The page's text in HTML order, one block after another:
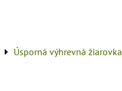
Úsporná výhrevná žiarovka